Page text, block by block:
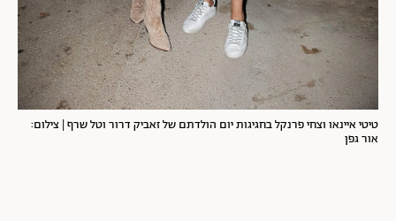
טיטי איינאו וצחי פרנקל בחגיגות יום הולדתם של זאביק דרור וטל שרף | צילום:
אור גפן